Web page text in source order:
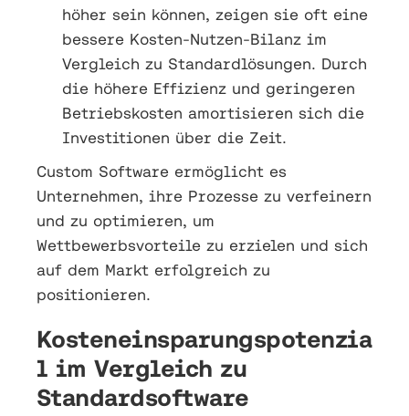
höher sein können, zeigen sie oft eine
bessere Kosten-Nutzen-Bilanz im
Vergleich zu Standardlösungen. Durch
die höhere Effizienz und geringeren
Betriebskosten amortisieren sich die
Investitionen über die Zeit.
Custom Software ermöglicht es
Unternehmen, ihre Prozesse zu verfeinern
und zu optimieren, um
Wettbewerbsvorteile zu erzielen und sich
auf dem Markt erfolgreich zu
positionieren.
Kosteneinsparungspotenzia
l im Vergleich zu
Standardsoftware